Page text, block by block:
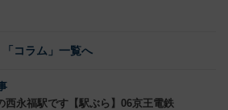
「コラム」一覧へ
西永福駅です【駅ぶら】06京王電鉄